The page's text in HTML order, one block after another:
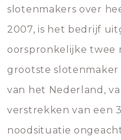
slotenmakers over
2007, is het bedrijf
oorspronkelijke twee
grootste
van het Nederland,
verstrekken van een
noodsituatie